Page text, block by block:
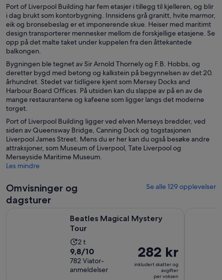
Port of Liverpool Building har fem etasjer i tillegg til kjelleren, og blir
i dag brukt som kontorbygning. Innsidens grå granitt, hvite marmor,
eik og bronsebeslag er et imponerende skue. Heiser med maritimt
design transporterer mennesker mellom de forskjellige etasjene. Se
opp på det malte taket under kuppelen fra den åttekantede
balkongen.
Bygningen ble tegnet av Sir Arnold Thornely og F.B. Hobbs, og
deretter bygd med betong og kalkstein på begynnelsen av det 20.
århundret. Stedet var tidligere kjent som Mersey Docks and
Harbour Board Offices. På utsiden kan du slappe av på en av de
mange restaurantene og kafeene som ligger langs det moderne
torget.
Port of Liverpool Building ligger ved elven Merseys bredder, ved
siden av Queensway Bridge, Canning Dock og togstasjonen
Liverpool James Street. Mens du er her kan du også besøke andre
attraksjoner, som Museum of Liverpool, Tate Liverpool og
Merseyside Maritime Museum.
Les mindre
Omvisninger og
dagsturer
Se alle 129 opplevelser
Beatles Magical Mystery
Tour
Aktivitetens
varighet
er
2
2 t
9.8
av
10
9,8/10
782 Viator-
anmeldelser
Prisen
er
282 kr
282 kr
inkludert skatter og
avgifter
per voksen